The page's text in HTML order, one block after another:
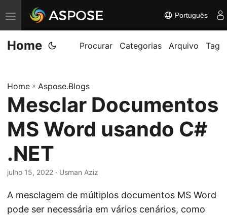
A
l
t
n
a
n
a
v
e
Português
Home Procurar Categorias Arquivo Tag
Home » Aspose.Blogs
Mesclar Documentos
MS Word usando C#
.NET
julho 15, 2022 · Usman Aziz
A mesclagem de múltiplos documentos MS Word
pode ser necessária em vários cenários, como